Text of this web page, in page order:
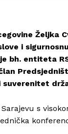
Željka
i
bh. entiteta
s